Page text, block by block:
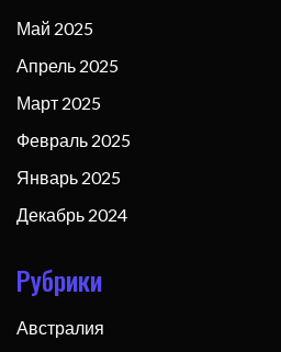
Май 2025
Апрель 2025
Март 2025
Февраль 2025
Январь 2025
Декабрь 2024
Рубрики
Австралия